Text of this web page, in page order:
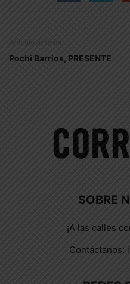
Artículo anterior
Pochi Barrios, PRESENTE
SOBRE
¡A las calles
Contáctanos: